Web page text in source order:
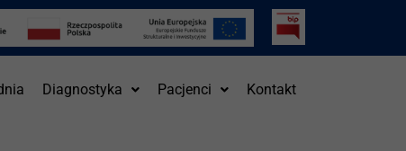
Diagnostyka Pacjenci Kontakt